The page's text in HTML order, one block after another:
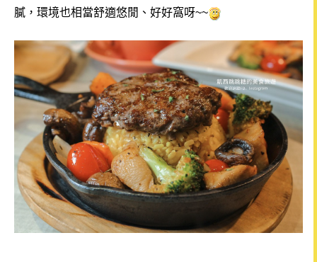
膩，環境也相當舒適悠閒、好好窩呀~~